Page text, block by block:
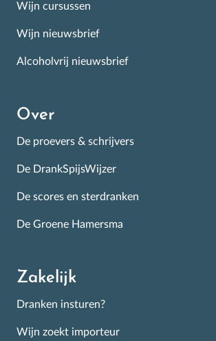
Wijn cursussen
Wijn nieuwsbrief
Alcoholvrij nieuwsbrief
Over
De proevers & schrijvers
De DrankSpijsWijzer
De scores en sterdranken
De Groene Hamersma
Zakelijk
Dranken insturen?
Wijn zoekt importeur